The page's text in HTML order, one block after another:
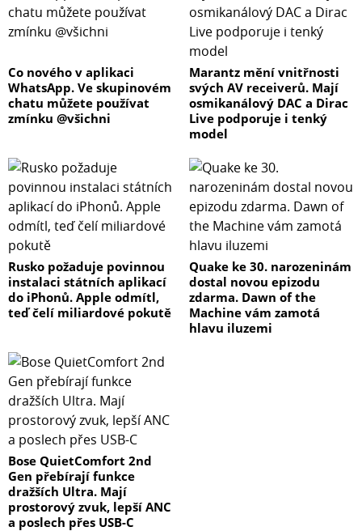
Co nového v aplikaci
WhatsApp. Ve skupinovém
chatu můžete používat
zmínku @všichni
Marantz mění vnitřnosti
svých AV receiverů. Mají
osmikanálový DAC a Dirac
Live podporuje i tenký
model
Rusko požaduje povinnou
instalaci státních aplikací
do iPhonů. Apple odmítl,
teď čelí miliardové pokutě
Quake ke 30. narozeninám
dostal novou epizodu
zdarma. Dawn of the
Machine vám zamotá
hlavu iluzemi
Bose QuietComfort 2nd
Gen přebírají funkce
dražších Ultra. Mají
prostorový zvuk, lepší ANC
a poslech přes USB-C